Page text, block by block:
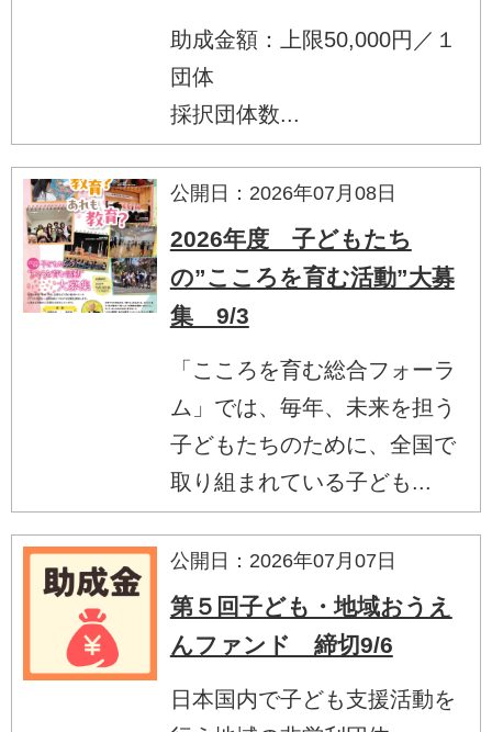
助成金額：上限50,000円／１
団体
採択団体数...
公開日：2026年07月08日
2026年度 子どもたち
の”こころを育む活動”大募
集 9/3
「こころを育む総合フォーラ
ム」では、毎年、未来を担う
子どもたちのために、全国で
取り組まれている子ども...
公開日：2026年07月07日
第５回子ども・地域おうえ
んファンド 締切9/6
日本国内で子ども支援活動を